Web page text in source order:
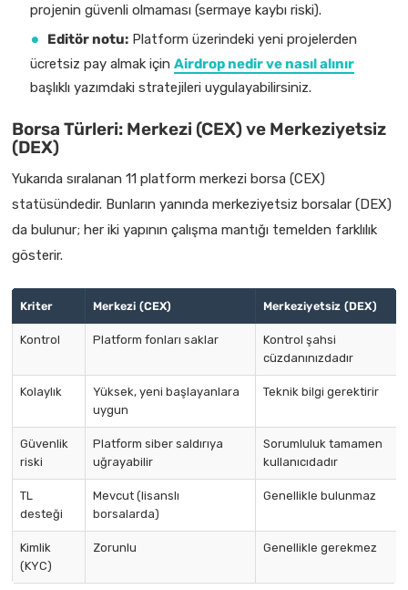
projenin güvenli olmaması (sermaye kaybı riski).
Editör notu: Platform üzerindeki yeni projelerden
ücretsiz pay almak için Airdrop nedir ve nasıl alınır
başlıklı yazımdaki stratejileri uygulayabilirsiniz.
Borsa Türleri: Merkezi (CEX) ve Merkeziyetsiz
(DEX)
Yukarıda sıralanan 11 platform merkezi borsa (CEX)
statüsündedir. Bunların yanında merkeziyetsiz borsalar (DEX)
da bulunur; her iki yapının çalışma mantığı temelden farklılık
gösterir.
Kriter Merkezi (CEX) Merkeziyetsiz (DEX)
Kontrol Platform fonları saklar
Kontrol şahsi
cüzdanınızdadır
Kolaylık
Yüksek, yeni başlayanlara
uygun
Teknik bilgi gerektirir
Güvenlik
riski
Platform siber saldırıya
uğrayabilir
Sorumluluk tamamen
kullanıcıdadır
TL
desteği
Mevcut (lisanslı
borsalarda)
Genellikle bulunmaz
Kimlik
(KYC)
Zorunlu Genellikle gerekmez